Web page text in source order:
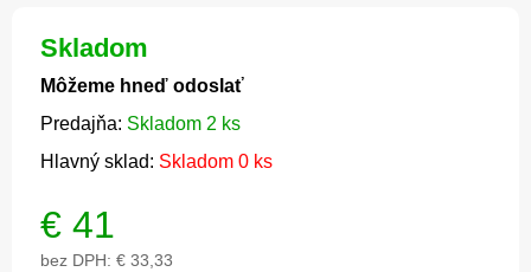
Skladom
Môžeme hneď odoslať
Predajňa: Skladom 2 ks
Hlavný sklad: Skladom 0 ks
€ 41
bez DPH: € 33,33